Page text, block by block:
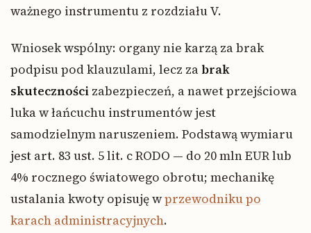
ważnego instrumentu z rozdziału V.
Wniosek wspólny: organy nie karzą za brak
podpisu pod klauzulami, lecz za brak
skuteczności zabezpieczeń, a nawet przejściowa
luka w łańcuchu instrumentów jest
samodzielnym naruszeniem. Podstawą wymiaru
jest art. 83 ust. 5 lit. c RODO — do 20 mln EUR lub
4% rocznego światowego obrotu; mechanikę
ustalania kwoty opisuję wprzewodniku po
karach administracyjnych.